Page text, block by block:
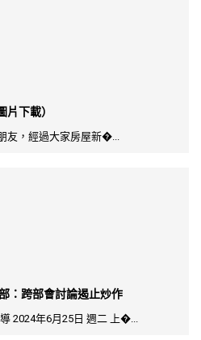
下載）
友，經過大家房屋新�...
：跨部會討論遏止炒作
2024年6月25日 週二 上�...